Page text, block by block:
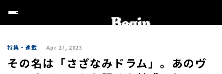
特集・連載 Apr 27, 2023
その名は「さざなみドラム」。あのヴ